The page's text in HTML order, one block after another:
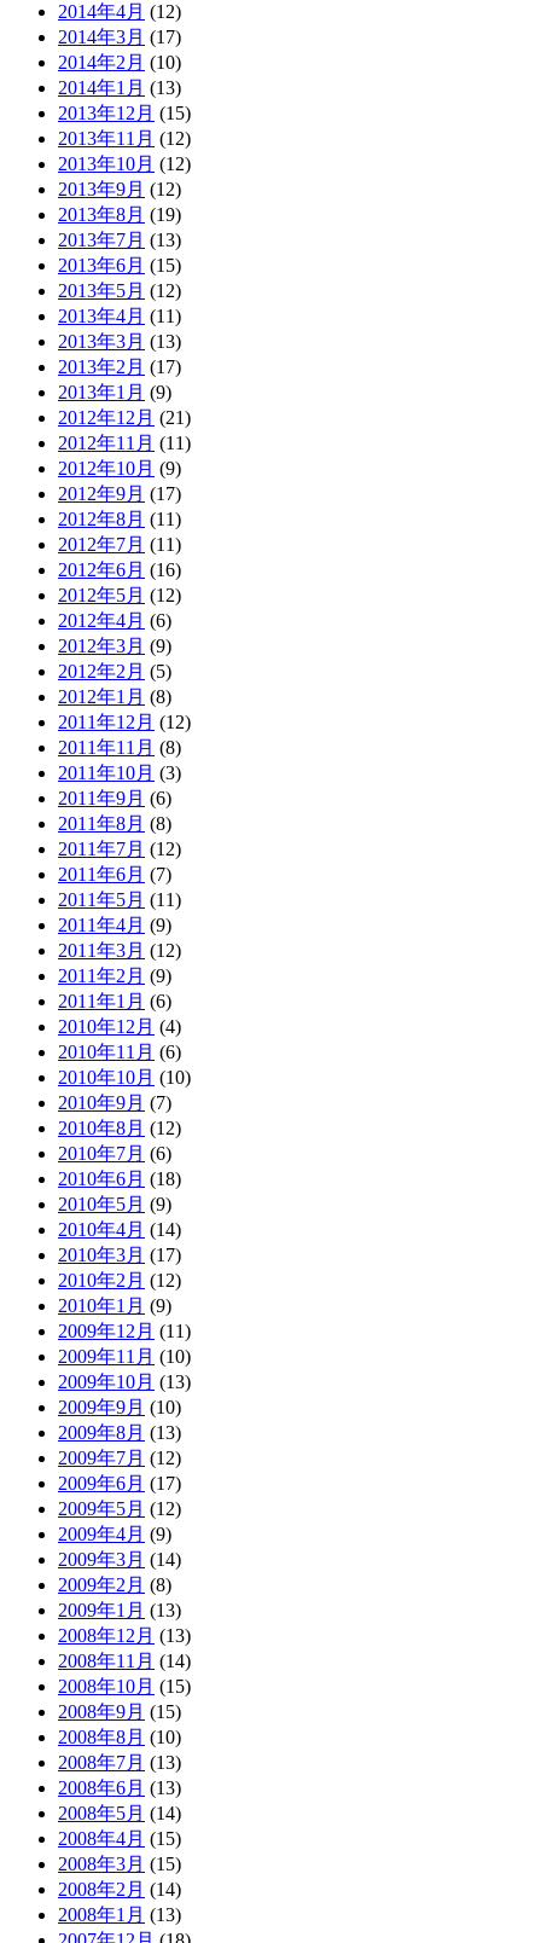
2014年4月 (12)
2014年3月 (17)
2014年2月 (10)
2014年1月 (13)
2013年12月 (15)
2013年11月 (12)
2013年10月 (12)
2013年9月 (12)
2013年8月 (19)
2013年7月 (13)
2013年6月 (15)
2013年5月 (12)
2013年4月 (11)
2013年3月 (13)
2013年2月 (17)
2013年1月 (9)
2012年12月 (21)
2012年11月 (11)
2012年10月 (9)
2012年9月 (17)
2012年8月 (11)
2012年7月 (11)
2012年6月 (16)
2012年5月 (12)
2012年4月 (6)
2012年3月 (9)
2012年2月 (5)
2012年1月 (8)
2011年12月 (12)
2011年11月 (8)
2011年10月 (3)
2011年9月 (6)
2011年8月 (8)
2011年7月 (12)
2011年6月 (7)
2011年5月 (11)
2011年4月 (9)
2011年3月 (12)
2011年2月 (9)
2011年1月 (6)
2010年12月 (4)
2010年11月 (6)
2010年10月 (10)
2010年9月 (7)
2010年8月 (12)
2010年7月 (6)
2010年6月 (18)
2010年5月 (9)
2010年4月 (14)
2010年3月 (17)
2010年2月 (12)
2010年1月 (9)
2009年12月 (11)
2009年11月 (10)
2009年10月 (13)
2009年9月 (10)
2009年8月 (13)
2009年7月 (12)
2009年6月 (17)
2009年5月 (12)
2009年4月 (9)
2009年3月 (14)
2009年2月 (8)
2009年1月 (13)
2008年12月 (13)
2008年11月 (14)
2008年10月 (15)
2008年9月 (15)
2008年8月 (10)
2008年7月 (13)
2008年6月 (13)
2008年5月 (14)
2008年4月 (15)
2008年3月 (15)
2008年2月 (14)
2008年1月 (13)